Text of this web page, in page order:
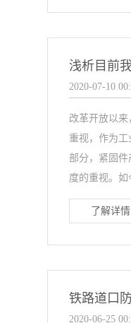
2020-07-10
改革开放以
重视，作为
部分，紧固件
度的重视。如
了解详
铁路道口
2020-06-25